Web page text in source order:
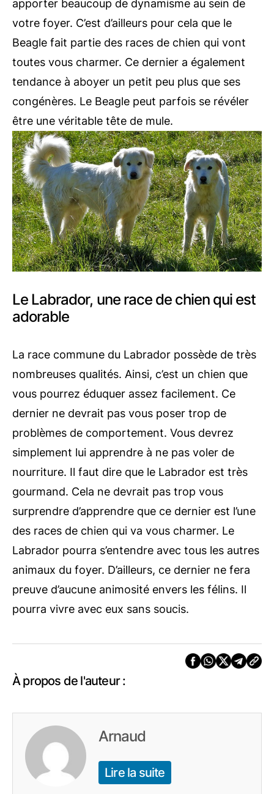
apporter beaucoup de dynamisme au sein de
votre foyer. C’est d’ailleurs pour cela que le
Beagle fait partie des races de chien qui vont
toutes vous charmer. Ce dernier a également
tendance à aboyer un petit peu plus que ses
congénères. Le Beagle peut parfois se révéler
être une véritable tête de mule.
Le Labrador, une race de chien qui est
adorable
La race commune du Labrador possède de très
nombreuses qualités. Ainsi, c’est un chien que
vous pourrez éduquer assez facilement. Ce
dernier ne devrait pas vous poser trop de
problèmes de comportement. Vous devrez
simplement lui apprendre à ne pas voler de
nourriture. Il faut dire que le Labrador est très
gourmand. Cela ne devrait pas trop vous
surprendre d’apprendre que ce dernier est l’une
des races de chien qui va vous charmer. Le
Labrador pourra s’entendre avec tous les autres
animaux du foyer. D’ailleurs, ce dernier ne fera
preuve d’aucune animosité envers les félins. Il
pourra vivre avec eux sans soucis.
À propos de l'auteur :
Arnaud
Lire la suite